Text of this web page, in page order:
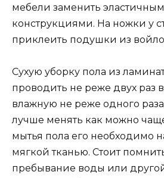
мебели заменить
конструкциями. На ножки у
приклеить подушки из
Сухую уборку пола из
проводить не реже двух раз
влажную не реже одного
лучше менять как можно
мытья пола его необходимо
мягкой тканью. Стоит
пребывание воды или